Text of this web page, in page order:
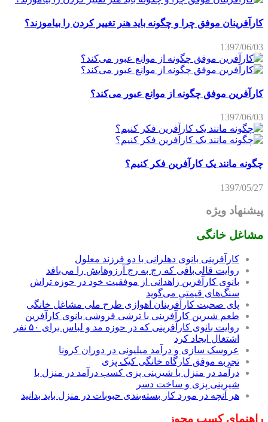
کارآفرینان موفق چرا و چگونه باید هنر تغییر کردن را بیاموزند؟
1397/06/03
کارآفرین موفق چگونه از موانع عبور می‌کند؟
1397/06/03
چگونه مانند یک کارآفرین فکر کنیم؟
1397/05/27
پیشنهاد ویژه
مشاغل خانگی
کارآفرینی بانوی دهلرانی با دو فرزند معلول
روایت قالی‌بافی که رج به رج آرزوهایش را می‌بافد
بانوی کارآفرین زاهدانی از موفقیت خود در حوزه تراش
سنگ‌های قیمتی می‌گوید
پای صحبت کارآفرینان اهوازی طرح ملی مشاغل خانگی
طعم شیرین کارآفرینی با ترشی فروشی بانوی کارآفرین
روایت بانوی کارآفرینی که در حوزه مد و لباس برای ۵۰ نفر
اشتغال ایجاد کرد
عروسک سازی و درآمد میلیونی در دوران کرونا
تجربه موفق کارگاه خانگی کیک پزی
درآمد در منزل با شیرینی پزی کسب درآمد در منزل با
شیرینی پزی و ساخت دسر
هر آنچه در مورد کار بسته‌بندی حبوبات در منزل باید بدانید
راهنمای کسب مجوز